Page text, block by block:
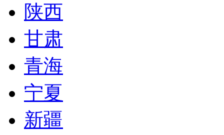
陕西
甘肃
青海
宁夏
新疆